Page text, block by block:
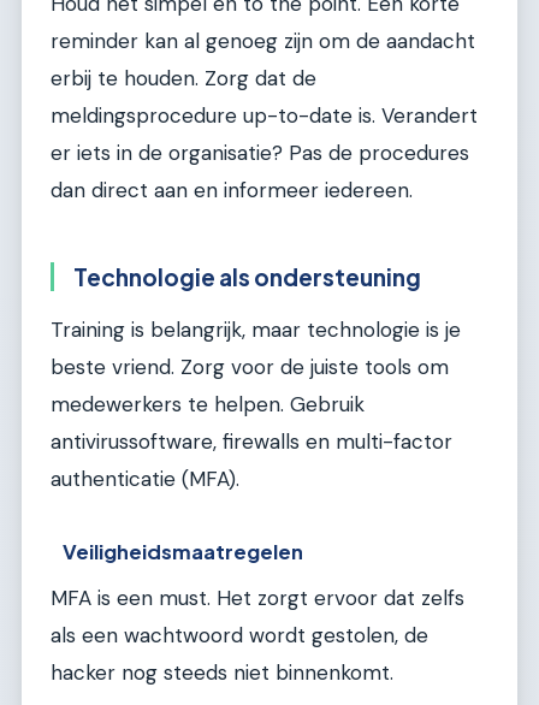
reminder kan al genoeg zijn om de aandacht
erbij te houden. Zorg dat de
meldingsprocedure up-to-date is. Verandert
er iets in de organisatie? Pas de procedures
dan direct aan en informeer iedereen.
Technologie als ondersteuning
Training is belangrijk, maar technologie is je
beste vriend. Zorg voor de juiste tools om
medewerkers te helpen. Gebruik
antivirussoftware, firewalls en multi-factor
authenticatie (MFA).
Veiligheidsmaatregelen
MFA is een must. Het zorgt ervoor dat zelfs
als een wachtwoord wordt gestolen, de
hacker nog steeds niet binnenkomt.